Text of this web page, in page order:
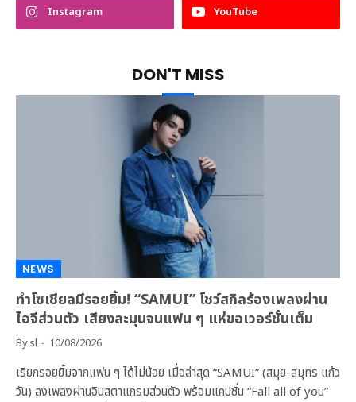
Instagram YouTube
DON'T MISS
NEWS
ทำโซเชียลมีรอยยิ้ม! “SAMUI” โชว์สกิลร้องเพลงผ่าน
ไอจีส่วนตัว เสียงละมุนจนแฟน ๆ แห่ขอเวอร์ชั่นเต็ม
Bysl 10/08/2026
เรียกรอยยิ้มจากแฟน ๆ ได้ไม่น้อย เมื่อล่าสุด “SAMUI” (สมุย-สมุทร แก้ว
วัน) ลงเพลงผ่านอินสตาแกรมส่วนตัว พร้อมแคปชั่น “Fall all of you”